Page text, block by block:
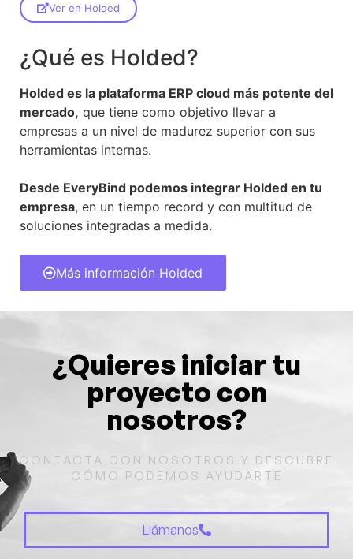
Ver en Holded
¿Qué es Holded?
Holded es la plataforma ERP cloud más potente del
mercado, que tiene como objetivo llevar a
empresas a un nivel de madurez superior con sus
herramientas internas.
Desde EveryBind podemos integrar Holded en tu
empresa, en un tiempo record y con multitud de
soluciones integradas a medida.
Más información Holded
¿Quieres iniciar tu
proyecto con
nosotros?
CONTACTA CON NOSOTROS Y DESCUBRE
CÓMO PODEMOS AYUDARTE
Llámanos